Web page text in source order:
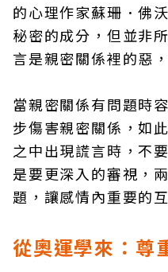
的心理作家蘇珊．佛
秘密的成分，但並非
言是親密關係裡的惡
當親密關係有問題時
步傷害親密關係，如
之中出現謊言時，不
是要更深入的審視，
題，讓感情內重要的
從奧運學來：尊